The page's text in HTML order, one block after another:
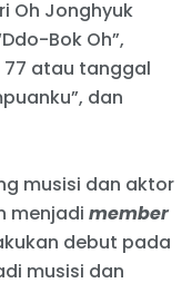
Oh Jonghyuk
Bok Oh”,
77 atau tanggal
dan
musisi dan aktor
menjadi member
debut pada
musisi dan